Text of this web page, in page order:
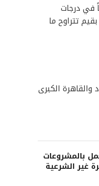
في درجات
تتراوح ما
الكبرى
بالمشروعات
غير الشرعية